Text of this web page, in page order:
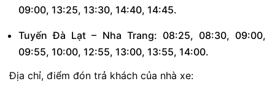
09:00, 13:25, 13:30, 14:40, 14:45.
Tuyến Đà Lạt – Nha Trang: 08:25, 08:30, 09:00,
09:55, 10:00, 12:55, 13:00, 13:55, 14:00.
Địa chỉ, điểm đón trả khách của nhà xe: